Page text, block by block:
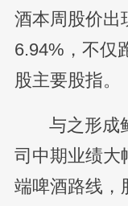
酒本周股价出
6.94%，不仅
股主要股指。
与之形成
司中期业绩大
端啤酒路线，